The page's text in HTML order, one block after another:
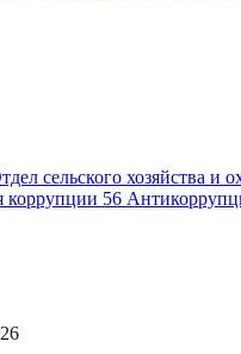
сельского хозяйства и
коррупции 56